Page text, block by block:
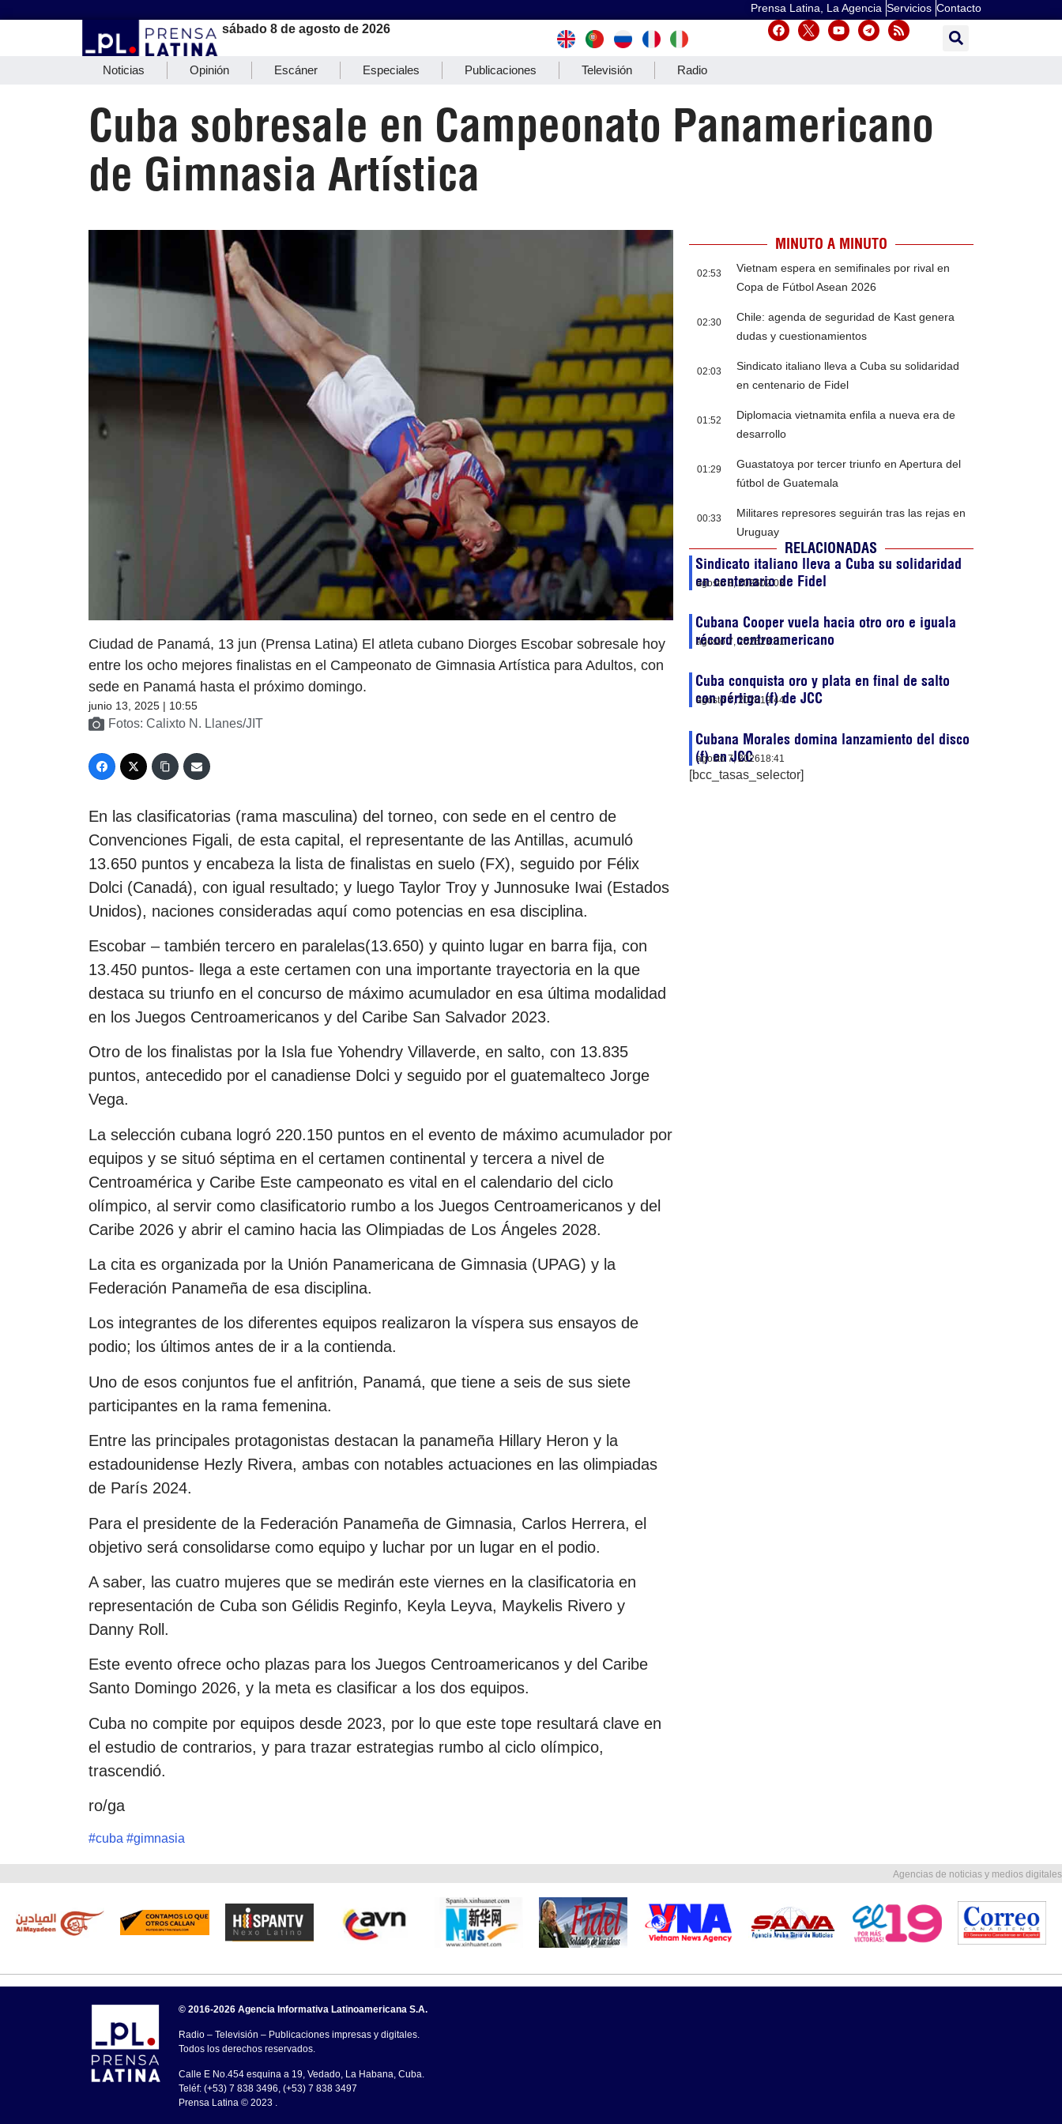
Prensa Latina, La Agencia Servicios Contacto
sábado 8 de agosto de 2026
Noticias Opinión Escáner Especiales Publicaciones Televisión Radio
Cuba sobresale en Campeonato Panamericano
de Gimnasia Artística
Ciudad de Panamá, 13 jun (Prensa Latina) El atleta cubano Diorges Escobar sobresale hoy
entre los ocho mejores finalistas en el Campeonato de Gimnasia Artística para Adultos, con
sede en Panamá hasta el próximo domingo.
junio 13, 2025 | 10:55
Fotos: Calixto N. Llanes/JIT
En las clasificatorias (rama masculina) del torneo, con sede en el centro de
Convenciones Figali, de esta capital, el representante de las Antillas, acumuló
13.650 puntos y encabeza la lista de finalistas en suelo (FX), seguido por Félix
Dolci (Canadá), con igual resultado; y luego Taylor Troy y Junnosuke Iwai (Estados
Unidos), naciones consideradas aquí como potencias en esa disciplina.
Escobar – también tercero en paralelas(13.650) y quinto lugar en barra fija, con
13.450 puntos- llega a este certamen con una importante trayectoria en la que
destaca su triunfo en el concurso de máximo acumulador en esa última modalidad
en los Juegos Centroamericanos y del Caribe San Salvador 2023.
Otro de los finalistas por la Isla fue Yohendry Villaverde, en salto, con 13.835
puntos, antecedido por el canadiense Dolci y seguido por el guatemalteco Jorge
Vega.
La selección cubana logró 220.150 puntos en el evento de máximo acumulador por
equipos y se situó séptima en el certamen continental y tercera a nivel de
Centroamérica y Caribe Este campeonato es vital en el calendario del ciclo
olímpico, al servir como clasificatorio rumbo a los Juegos Centroamericanos y del
Caribe 2026 y abrir el camino hacia las Olimpiadas de Los Ángeles 2028.
La cita es organizada por la Unión Panamericana de Gimnasia (UPAG) y la
Federación Panameña de esa disciplina.
Los integrantes de los diferentes equipos realizaron la víspera sus ensayos de
podio; los últimos antes de ir a la contienda.
Uno de esos conjuntos fue el anfitrión, Panamá, que tiene a seis de sus siete
participantes en la rama femenina.
Entre las principales protagonistas destacan la panameña Hillary Heron y la
estadounidense Hezly Rivera, ambas con notables actuaciones en las olimpiadas
de París 2024.
Para el presidente de la Federación Panameña de Gimnasia, Carlos Herrera, el
objetivo será consolidarse como equipo y luchar por un lugar en el podio.
A saber, las cuatro mujeres que se medirán este viernes en la clasificatoria en
representación de Cuba son Gélidis Reginfo, Keyla Leyva, Maykelis Rivero y
Danny Roll.
Este evento ofrece ocho plazas para los Juegos Centroamericanos y del Caribe
Santo Domingo 2026, y la meta es clasificar a los dos equipos.
Cuba no compite por equipos desde 2023, por lo que este tope resultará clave en
el estudio de contrarios, y para trazar estrategias rumbo al ciclo olímpico,
trascendió.
ro/ga
#cuba #gimnasia
MINUTO A MINUTO
02:53
Vietnam espera en semifinales por rival en
Copa de Fútbol Asean 2026
02:30
Chile: agenda de seguridad de Kast genera
dudas y cuestionamientos
02:03
Sindicato italiano lleva a Cuba su solidaridad
en centenario de Fidel
01:52
Diplomacia vietnamita enfila a nueva era de
desarrollo
01:29
Guastatoya por tercer triunfo en Apertura del
fútbol de Guatemala
00:33
Militares represores seguirán tras las rejas en
Uruguay
RELACIONADAS
Sindicato italiano lleva a Cuba su solidaridad
en centenario de Fidel
agosto 8, 202602:03
Cubana Cooper vuela hacia otro oro e iguala
récord centroamericano
agosto 7, 202623:51
Cuba conquista oro y plata en final de salto
con pértiga (f) de JCC
agosto 7, 202619:44
Cubana Morales domina lanzamiento del disco
(f) en JCC
agosto 7, 202618:41
[bcc_tasas_selector]
Agencias de noticias y medios digitales
© 2016-2026 Agencia Informativa Latinoamericana S.A.
Radio – Televisión – Publicaciones impresas y digitales.
Todos los derechos reservados.
Calle E No.454 esquina a 19, Vedado, La Habana, Cuba.
Teléf: (+53) 7 838 3496, (+53) 7 838 3497
Prensa Latina © 2023 .